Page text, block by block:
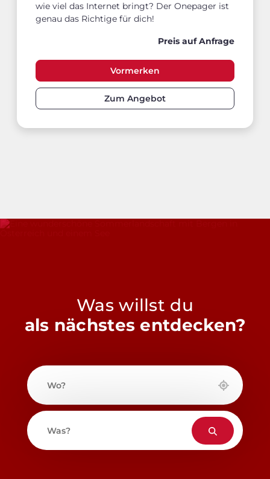
wie viel das Internet bringt? Der Onepager ist
genau das Richtige für dich!
Preis auf Anfrage
Vormerken
Zum Angebot
Was willst du
als nächstes entdecken?
Wo?
Was?